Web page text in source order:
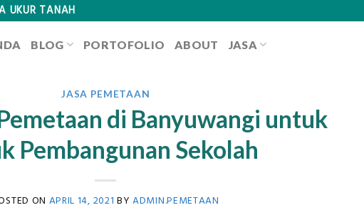
UKUR TANAH
BLOG PORTOFOLIO ABOUT JASA
JASA PEMETAAN
di Banyuwangi untuk
Pembangunan Sekolah
ON APRIL 14, 2021 BYADMIN.PEMETAAN